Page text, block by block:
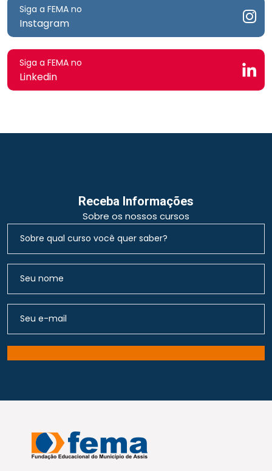
Siga a FEMA no
Instagram
Siga a FEMA no
Linkedin
Receba Informações
Sobre os nossos cursos